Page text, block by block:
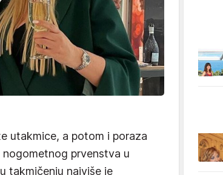
utakmice, a potom i poraza
prvenstva u
takmičenju najviše je